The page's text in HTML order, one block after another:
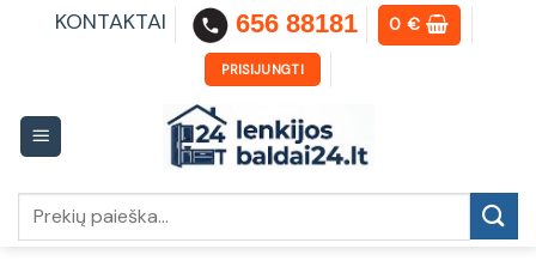
KONTAKTAI 656 88181 0€
PRISIJUNGTI